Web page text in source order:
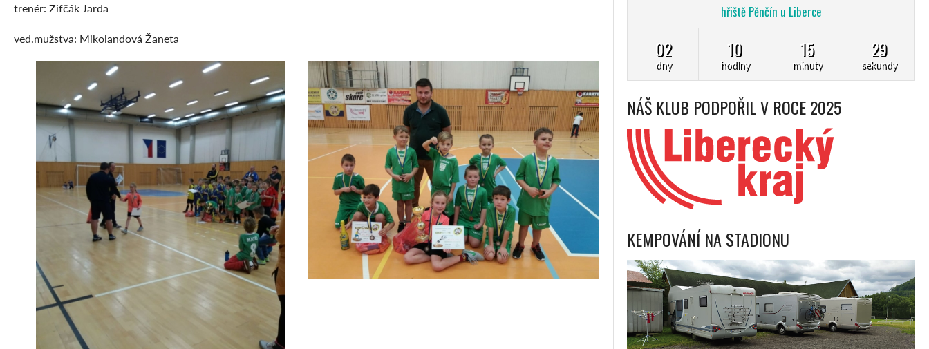
trenér: Zifčák Jarda
ved.mužstva: Mikolandová Žaneta
hřiště Pěnčín u Liberce
02
dny
10
hodiny
15
minuty
28
sekundy
NÁŠ KLUB PODPOŘIL V ROCE 2025
KEMPOVÁNÍ NA STADIONU